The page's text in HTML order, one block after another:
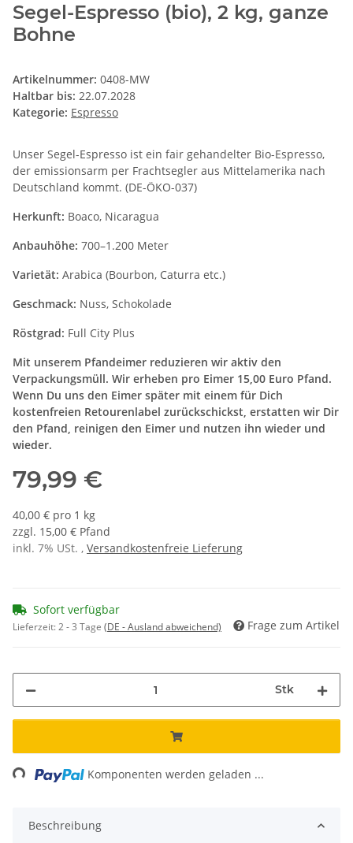
Segel-Espresso (bio), 2 kg, ganze
Bohne
Artikelnummer: 0408-MW
Haltbar bis: 22.07.2028
Kategorie: Espresso
Unser Segel-Espresso ist ein fair gehandelter Bio-Espresso,
der emissionsarm per Frachtsegler aus Mittelamerika nach
Deutschland kommt. (DE-ÖKO-037)
Herkunft: Boaco, Nicaragua
Anbauhöhe: 700–1.200 Meter
Varietät: Arabica (Bourbon, Caturra etc.)
Geschmack: Nuss, Schokolade
Röstgrad: Full City Plus
Mit unserem Pfandeimer reduzieren wir aktiv den
Verpackungsmüll. Wir erheben pro Eimer 15,00 Euro Pfand.
Wenn Du uns den Eimer später mit einem für Dich
kostenfreien Retourenlabel zurückschickst, erstatten wir Dir
den Pfand, reinigen den Eimer und nutzen ihn wieder und
wieder.
79,99 €
40,00 € pro 1 kg
zzgl. 15,00 € Pfand
inkl. 7% USt. , Versandkostenfreie Lieferung
Sofort verfügbar
Lieferzeit:2 - 3 Tage (DE - Ausland abweichend) Frage zum Artikel
Stk
Komponenten werden geladen ...
Beschreibung